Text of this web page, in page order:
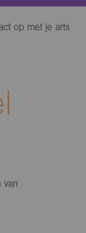
op met je arts
van